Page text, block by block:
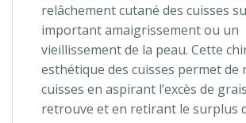
relâchement cutané des cuisses
important amaigrissement ou un
vieillissement de la peau. Cette
esthétique des cuisses permet de
cuisses en aspirant l’excès de
retrouve et en retirant le surplus